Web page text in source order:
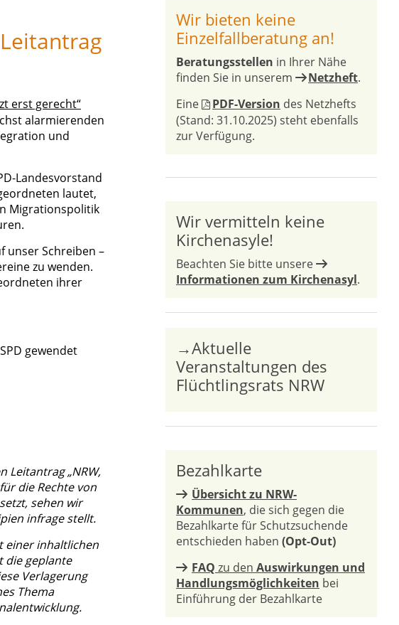
erst gerecht“
alarmierenden
und
Landesvorstand
lautet,
Migrationspolitik
unser Schreiben –
zu wenden.
ihrer
gewendet
Leitantrag „NRW,
die Rechte von
sehen wir
infrage stellt.
einer inhaltlichen
die geplante
Verlagerung
Thema
Wir bieten keine
Einzelfallberatung an!
Beratungsstellen in Ihrer Nähe
finden Sie in unserem
Netzheft.
Eine
PDF-Version des Netzhefts
(Stand: 31.10.2025) steht ebenfalls
zur Verfügung.
Wir vermitteln keine
Kirchenasyle!
Beachten Sie bitte unsere
Informationen zum Kirchenasyl.
→Aktuelle
Veranstaltungen des
Flüchtlingsrats NRW
Bezahlkarte
Übersicht zu NRW-
Kommunen, die sich gegen die
Bezahlkarte für Schutzsuchende
entschieden haben (Opt-Out)
FAQ zu den Auswirkungen und
Handlungsmöglichkeiten bei
Einführung der Bezahlkarte